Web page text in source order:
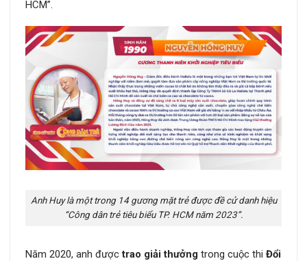
HCM”.
Anh Huy là một trong 14 gương mặt trẻ được đề cử danh hiệu
“Công dân trẻ tiêu biểu TP. HCM năm 2023”.
Năm 2020, anh đượctrao giải thưởng trong cuộc thiĐổi